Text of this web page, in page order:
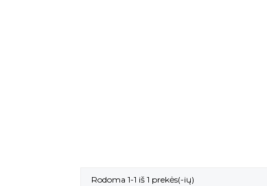
Rodoma 1-1 iš 1 prekės(-ių)